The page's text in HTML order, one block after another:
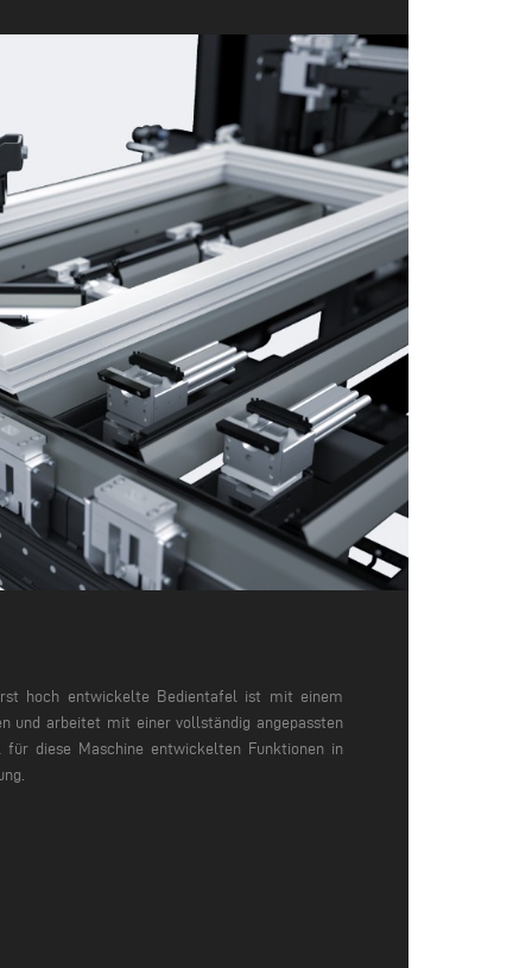
hoch entwickelte Bedientafel ist mit einem
und arbeitet mit einer vollständig angepassten
diese Maschine entwickelten Funktionen in